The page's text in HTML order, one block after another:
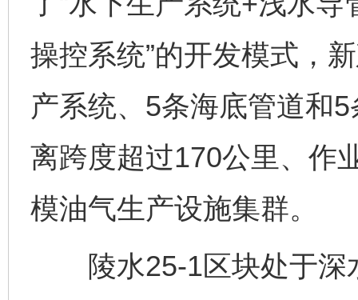
操控系统”的开发模式，
产系统、5条海底管道和
离跨度超过170公里、作
模油气生产设施集群。
陵水25-1区块处于深